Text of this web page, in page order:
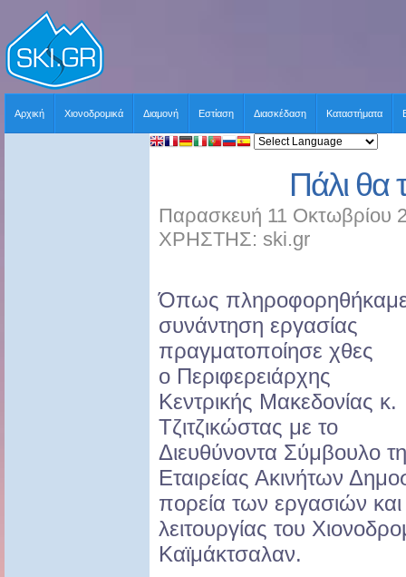
Αρχική Χιονοδρομικά Διαμονή Εστίαση Διασκέδαση Καταστήματα
Πάλι θα
Παρασκευή 11 Οκτωβρίου
ΧΡΗΣΤΗΣ: ski.gr
Όπως
συνάντηση εργασίας
πραγματοποίησε χθες
ο Περιφερειάρχης
Κεντρικής Μακεδονίας κ.
Τζιτζικώστας με το
Διευθύνοντα Σύμβουλο
Εταιρείας Ακινήτων
πορεία των εργασιών
λειτουργίας του
Καϊμάκτσαλαν.